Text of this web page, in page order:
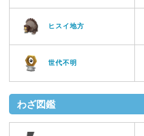
ヒスイ地方
世代不明
わざ図鑑